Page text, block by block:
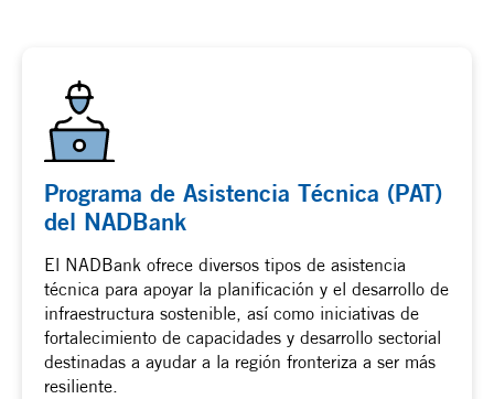
Programa de Asistencia Técnica (PAT)
del NADBank
El NADBank ofrece diversos tipos de asistencia
técnica para apoyar la planificación y el desarrollo de
infraestructura sostenible, así como iniciativas de
fortalecimiento de capacidades y desarrollo sectorial
destinadas a ayudar a la región fronteriza a ser más
resiliente.